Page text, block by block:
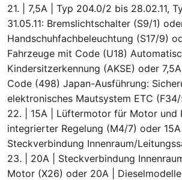
21. | 7,5A | Typ 204.0/2 bis 28.02.11,
31.05.11: Bremslichtschalter (S9/1)
Handschuhfachbeleuchtung (S17/9)
Fahrzeuge mit Code (U18)
Kindersitzerkennung (AKSE) oder
Code (498) Japan-Ausführung:
elektronisches Mautsystem ETC
22. | 15A | Lüftermotor für Motor und
integrierter Regelung (M4/7) oder 15A |
Steckverbindung Innenraum/
23. | 20A | Steckverbindung
Motor (X26) oder 20A |